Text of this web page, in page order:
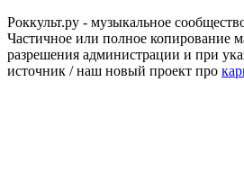
Роккульт.ру - музыкальное
Частичное или полное копирование
разрешения администрации и при
источник / наш новый проект про